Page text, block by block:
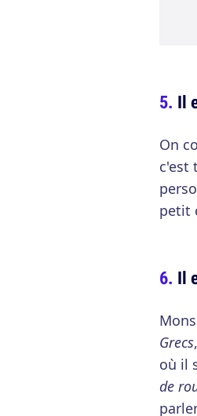
Il
On
c'est
petit
Il
Grecs
où il
de